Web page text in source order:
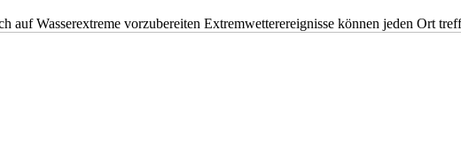
auf Wasserextreme vorzubereiten Extremwetterereignisse können jeden Ort